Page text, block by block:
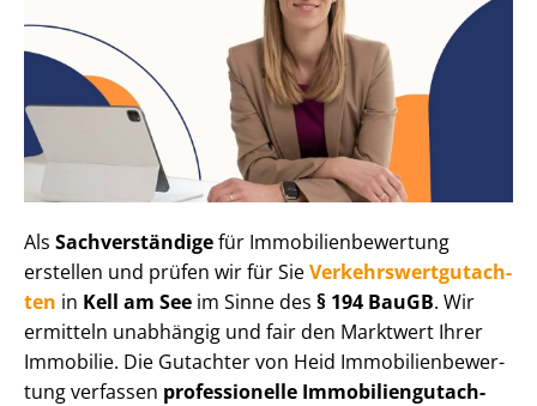
Als Sachverständigefür Im­mo­bi­li­en­be­wer­tung
erstellen und prüfen wir für SieVer­kehrs­wert­gut­ach­
ten in Kell am See im Sinne des § 194 BauGB. Wir
ermitteln unabhängig und fair den Marktwert Ihrer
Immobilie. Die Gutachter von Heid Im­mo­bi­li­en­be­wer­
tung verfassen professionelle Im­mo­bi­li­en­gut­ach­